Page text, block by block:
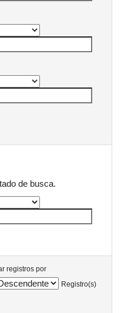
de busca.
registros por
Registro(s)